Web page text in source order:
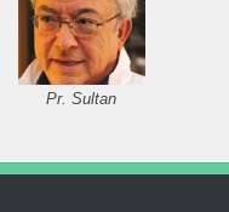
Pr. Sultan